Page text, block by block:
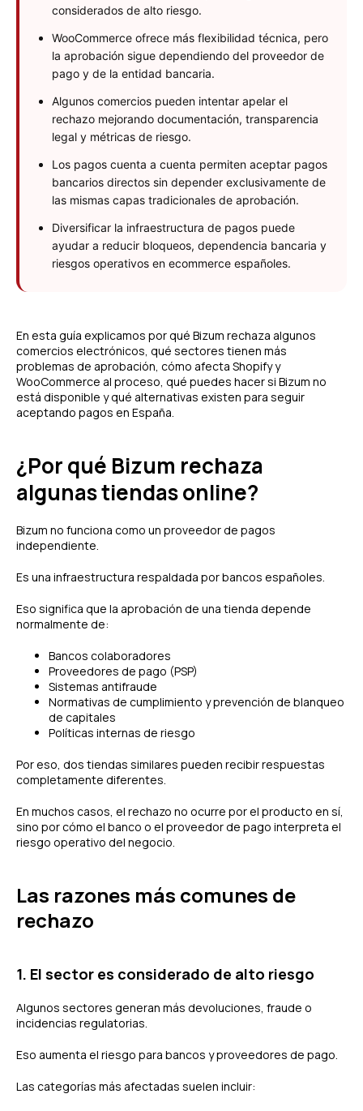
considerados de alto riesgo.
WooCommerce ofrece más flexibilidad técnica, pero
la aprobación sigue dependiendo del proveedor de
pago y de la entidad bancaria.
Algunos comercios pueden intentar apelar el
rechazo mejorando documentación, transparencia
legal y métricas de riesgo.
Los pagos cuenta a cuenta permiten aceptar pagos
bancarios directos sin depender exclusivamente de
las mismas capas tradicionales de aprobación.
Diversificar la infraestructura de pagos puede
ayudar a reducir bloqueos, dependencia bancaria y
riesgos operativos en ecommerce españoles.
En esta guía explicamos por qué Bizum rechaza algunos
comercios electrónicos, qué sectores tienen más
problemas de aprobación, cómo afecta Shopify y
WooCommerce al proceso, qué puedes hacer si Bizum no
está disponible y qué alternativas existen para seguir
aceptando pagos en España.
¿Por qué Bizum rechaza
algunas tiendas online?
Bizum no funciona como un proveedor de pagos
independiente.
Es una infraestructura respaldada por bancos españoles.
Eso significa que la aprobación de una tienda depende
normalmente de:
Bancos colaboradores
Proveedores de pago (PSP)
Sistemas antifraude
Normativas de cumplimiento y prevención de blanqueo
de capitales
Políticas internas de riesgo
Por eso, dos tiendas similares pueden recibir respuestas
completamente diferentes.
En muchos casos, el rechazo no ocurre por el producto en sí,
sino por cómo el banco o el proveedor de pago interpreta el
riesgo operativo del negocio.
Las razones más comunes de
rechazo
1. El sector es considerado de alto riesgo
Algunos sectores generan más devoluciones, fraude o
incidencias regulatorias.
Eso aumenta el riesgo para bancos y proveedores de pago.
Las categorías más afectadas suelen incluir: